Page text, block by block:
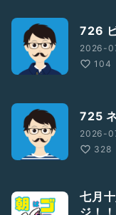
726
2026-
104
725
2026-
328
七月
ジ！！